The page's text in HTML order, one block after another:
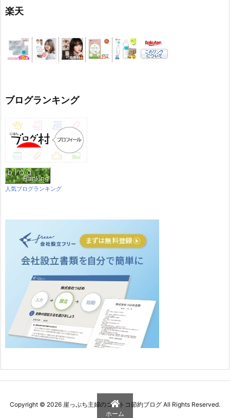
楽天
ブログランキング
人気ブログランキング
Copyright © 2026 崖っぷち主婦のコストコ節約ブログ All Rights Reserved.
ホーム